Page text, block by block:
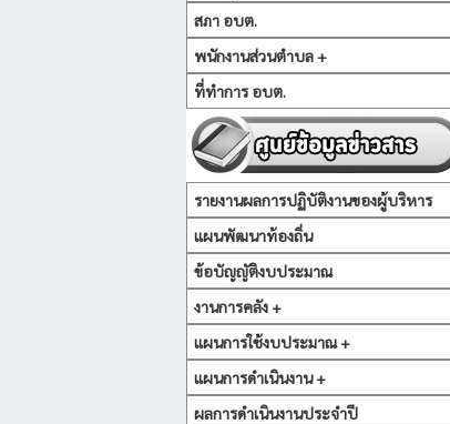
สภา อบต.
พนักงานส่วนตำบล +
ที่ทำการ อบต.
รายงานผลการปฏิบัติงานของผู้บริหาร
แผนพัฒนาท้องถิ่น
ข้อบัญญัติงบประมาณ
งานการคลัง +
แผนการใช้งบประมาณ +
แผนการดำเนินงาน +
ผลการดำเนินงานประจำปี